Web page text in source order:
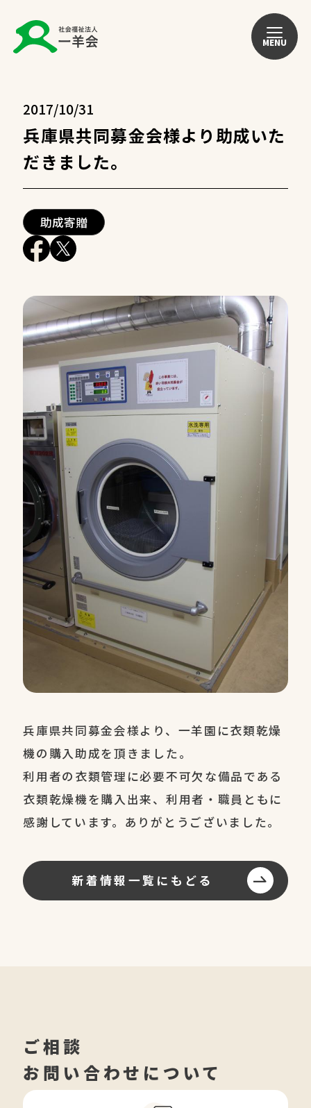
MENU
2017/10/31
兵庫県共同募金会様より助成いた
だきました。
助成寄贈
兵庫県共同募金会様より、一羊園に衣類乾燥
機の購入助成を頂きました。
利用者の衣類管理に必要不可欠な備品である
衣類乾燥機を購入出来、利用者・職員ともに
感謝しています。ありがとうございました。
新着情報一覧にもどる
ご相談
お問い合わせについて